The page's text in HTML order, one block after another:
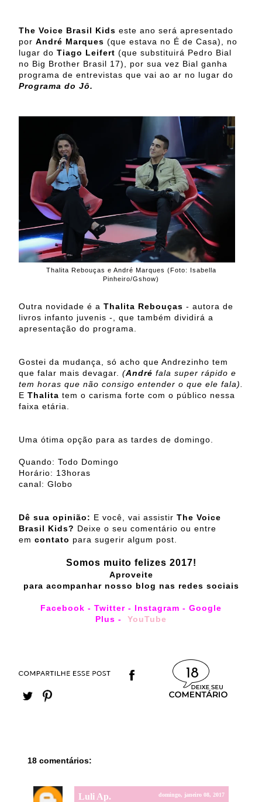
The Voice Brasil Kids este ano será apresentado
por André Marques (que estava no É de Casa), no
lugar do Tiago Leifert (que substituirá Pedro Bial
no Big Brother Brasil 17), por sua vez Bial ganha
programa de entrevistas que vai ao ar no lugar do
Programa do Jô.
Thalita Rebouças e André Marques (Foto: Isabella
Pinheiro/Gshow)
Outra novidade é a Thalita Rebouças - autora de
livros infanto juvenis -, que também dividirá a
apresentação do programa.
Gostei da mudança, só acho que Andrezinho tem
que falar mais devagar. (André fala super rápido e
tem horas que não consigo entender o que ele fala).
E Thalita tem o carisma forte com o público nessa
faixa etária.
Uma ótima opção para as tardes de domingo.
Quando: Todo Domingo
Horário: 13horas
canal: Globo
Dê sua opinião: E você, vai assistir The Voice
Brasil Kids? Deixe o seu comentário ou entre
em contato para sugerir algum post.
Somos muito felizes 2017!
Aproveite
para acompanhar nosso blog nas redes sociais
Facebook - Twitter - Instagram - Google
Plus - YouTube
18
18 comentários:
Luli Ap. domingo, janeiro 08, 2017